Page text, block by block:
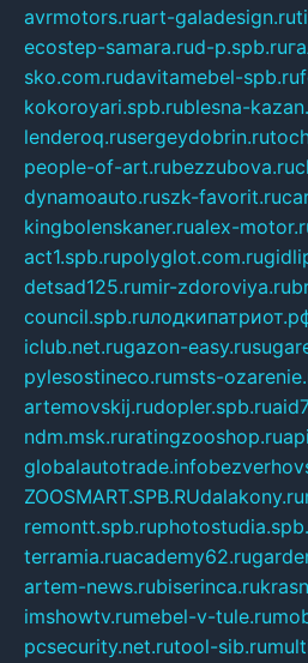
avrmotors.ruart-galadesign.ru
ecostep-samara.rud-p.spb.ru
sko.com.rudavitamebel-spb.ru
kokoroyari.spb.rublesna-
lenderoq.rusergeydobrin.ru
people-of-art.rubezzubova.ru
dynamoauto.ruszk-favorit.ru
kingbolenskaner.rualex-
act1.spb.rupolyglot.com.ru
detsad125.rumir-zdoroviya.ru
council.spb.ru
iclub.net.rugazon-easy.ru
pylesostineco.rumsts-
artemovskij.rudopler.spb.ru
ndm.msk.ruratingzooshop.ru
globalautotrade.info
ZOOSMART.SPB.RUdalakony.ru
remontt.spb.ru
terramia.ruacademy62.ru
artem-news.rubiserinca.ru
imshowtv.rumebel-v-tule.ru
pcsecurity.net.rutool-sib.ru